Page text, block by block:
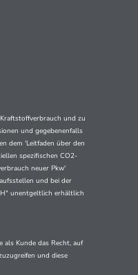
und zu
und gegebenenfalls
dem 'Leitfaden über den
spezifischen CO2-
neuer Pkw'
und bei der
unentgeltlich erhältlich
als Kunde das Recht, auf
und diese